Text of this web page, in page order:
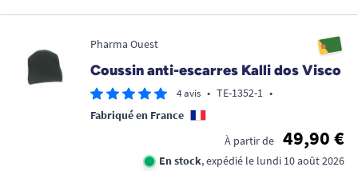
Pharma Ouest
Coussin anti-escarres Kalli dos Visco
4 avis • TE-1352-1 •
Fabriqué en France
À partir de
49,90 €
En stock, expédié le lundi 10 août 2026